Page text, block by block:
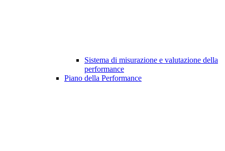
Sistema di misurazione e valutazione della
performance
Piano della Performance